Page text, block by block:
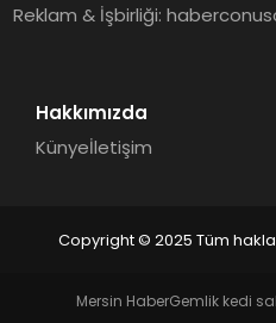
Reklam & İşbirliği:
Hakkımızda
Künyeİletişim
Copyright © 2025 Tüm
Mersin HaberGemlik kedi